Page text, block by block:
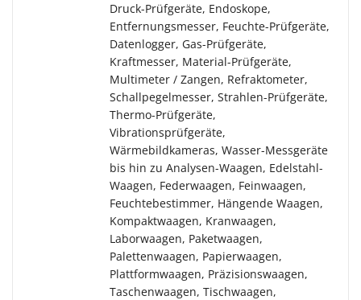
Druck-Prüfgeräte, Endoskope,
Entfernungsmesser, Feuchte-Prüfgeräte,
Datenlogger, Gas-Prüfgeräte,
Kraftmesser, Material-Prüfgeräte,
Multimeter / Zangen, Refraktometer,
Schallpegelmesser, Strahlen-Prüfgeräte,
Thermo-Prüfgeräte,
Vibrationsprüfgeräte,
Wärmebildkameras, Wasser-Messgeräte
bis hin zu Analysen-Waagen, Edelstahl-
Waagen, Federwaagen, Feinwaagen,
Feuchtebestimmer, Hängende Waagen,
Kompaktwaagen, Kranwaagen,
Laborwaagen, Paketwaagen,
Palettenwaagen, Papierwaagen,
Plattformwaagen, Präzisionswaagen,
Taschenwaagen, Tischwaagen,